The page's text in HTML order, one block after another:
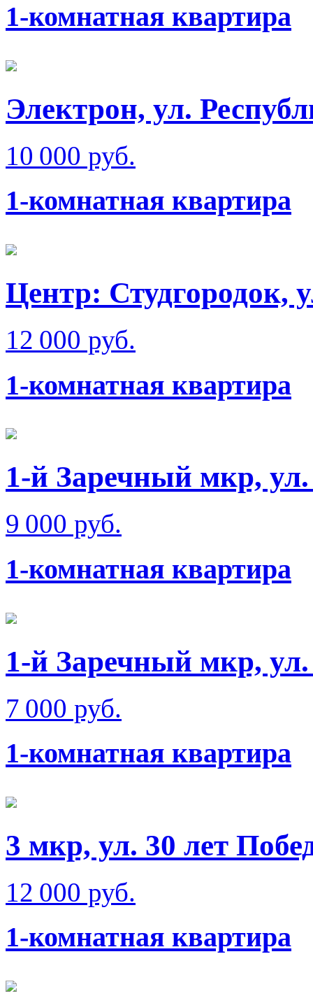
1-комнатная квартира
Электрон, ул.
10 000 руб.
1-комнатная квартира
Центр: Студгородок,
12 000 руб.
1-комнатная квартира
1-й Заречный мкр, ул.
9 000 руб.
1-комнатная квартира
1-й Заречный мкр,
7 000 руб.
1-комнатная квартира
3 мкр, ул. 30 лет
12 000 руб.
1-комнатная квартира